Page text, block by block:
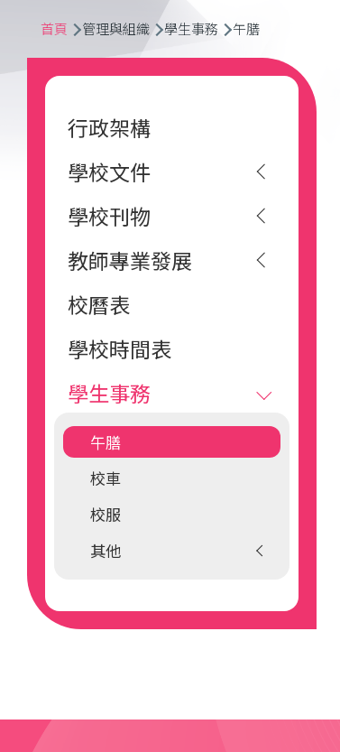
導
航
連
結
首頁 管理與組織 學生事務 午膳
Main
navigation
行政架構
學校文件
學校刊物
教師專業發展
校曆表
學校時間表
學生事務
午膳
校車
校服
其他